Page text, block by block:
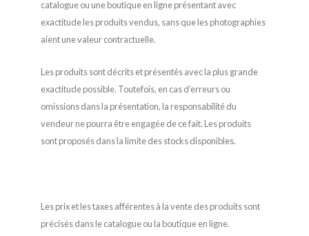
catalogue ou une boutique en ligne présentant avec
exactitude les produits vendus, sans que les photographies
aient une valeur contractuelle.
Les produits sont décrits et présentés avec la plus grande
exactitude possible. Toutefois, en cas d’erreurs ou
omissions dans la présentation, la responsabilité du
vendeur ne pourra être engagée de ce fait. Lesproduits
sont proposés dans la limite des stocks disponibles.
Les prix et les taxes afférentes à la vente des produits sont
précisés dans le catalogue ou la boutique en ligne.